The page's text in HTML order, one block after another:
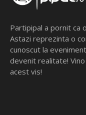
Partipipal a pornit ca
Astazi reprezinta o
cunoscut la
devenit realitate!
acest vis!